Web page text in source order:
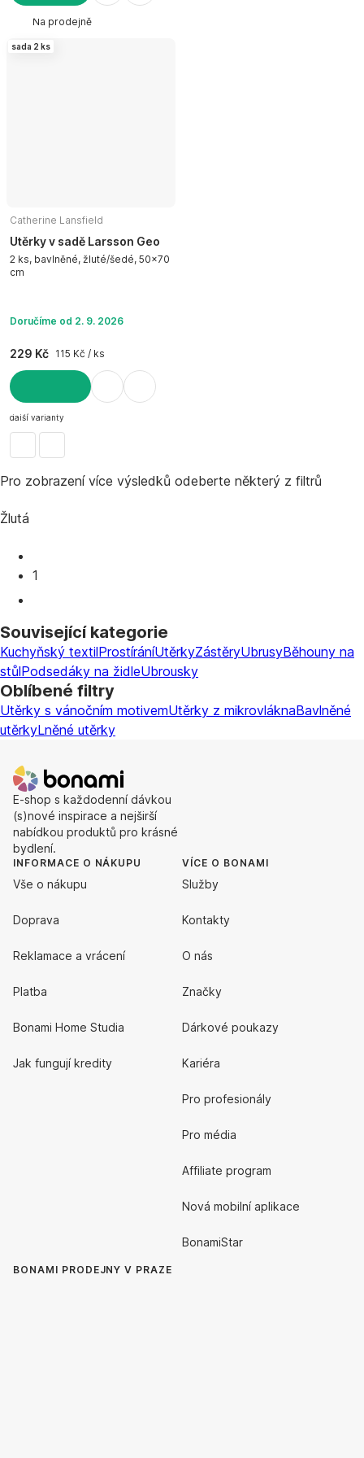
DO KOŠÍKU
Na prodejně
sada 2 ks
Catherine Lansfield
Utěrky v sadě Larsson Geo
2 ks, bavlněné, žluté/šedé, 50x70
cm
Doručíme od 2. 9. 2026
229 Kč 115 Kč / ks
DO KOŠÍKU
další varianty
Pro zobrazení více výsledků odeberte některý z filtrů
Žlutá
1
Související kategorie
Kuchyňský textilProstíráníUtěrkyZástěryUbrusyBěhouny na
stůlPodsedáky na židleUbrousky
Oblíbené filtry
Utěrky s vánočním motivemUtěrky z mikrovláknaBavlněné
utěrkyLněné utěrky
E-shop s každodenní dávkou
(s)nové inspirace a nejširší
nabídkou produktů pro krásné
bydlení.
INFORMACE O NÁKUPU
Vše o nákupu
Doprava
Reklamace a vrácení
Platba
Bonami Home Studia
Jak fungují kredity
VÍCE O BONAMI
Služby
Kontakty
O nás
Značky
Dárkové poukazy
Kariéra
Pro profesionály
Pro média
Affiliate program
Nová mobilní aplikace
BonamiStar
BONAMI PRODEJNY V PRAZE